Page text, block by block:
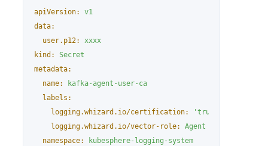
apiVersion:
v1
data:
user.p12:
xxxx
kind:
Secret
metadata:
name:
kafka-agent-user-ca
labels:
logging.whizard.io/certification:
'true'
logging.whizard.io/vector-role:
Agent
namespace:
kubesphere-logging-system